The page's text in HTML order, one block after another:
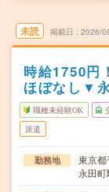
未読 掲載日 2026/
時給1750円
ほぼなし▼
職種未経験OK
派遣
勤務地
東京
永田